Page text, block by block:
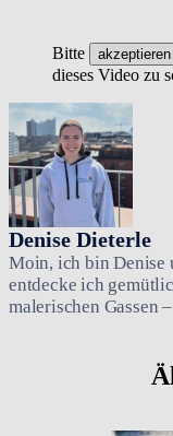
Bitte
dieses Video zu
Denise Dieterle
Moin, ich bin Denise
entdecke ich
malerischen Gassen